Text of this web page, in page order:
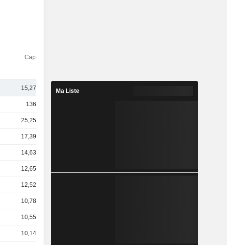
Capi.($)
15,27 Md
136 Md
25,25 Md
17,39 Md
14,63 Md
12,65 Md
12,52 Md
10,78 Md
10,55 Md
10,14 Md
Ma Liste